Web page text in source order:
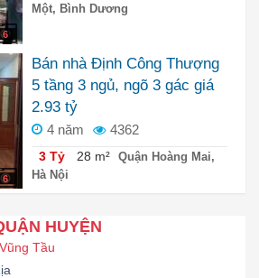
6
Một, Bình Dương
6
Bán nhà Định Công Thượng
5 tầng 3 ngủ, ngõ 3 gác giá
2.93 tỷ
4 năm 4362
3 Tỷ 28 m²
Quận Hoàng Mai,
Hà Nội
HUYỆN
Tầu